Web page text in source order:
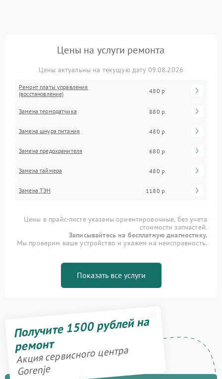
Цены на услуги ремонта
Цены актуальны на текущую дату 09.08.2026
Ремонт платы управления
(восстановление)
480 р
Замена термодатчика 880 р
Замена шнура питания 480 р
Замена предохранителя 680 р
Замена таймера 480 р
Замена ТЭН 1180 р
Цены в прайс-листе указаны ориентировочные, без учета
стоимости запчастей.
Записывайтесь на бесплатную диагностику.
Мы проверим ваше устройство и укажем на неисправность.
Показать все услуги
Получите 1500 рублей на
ремонт
Акция сервисного центра
Gorenje